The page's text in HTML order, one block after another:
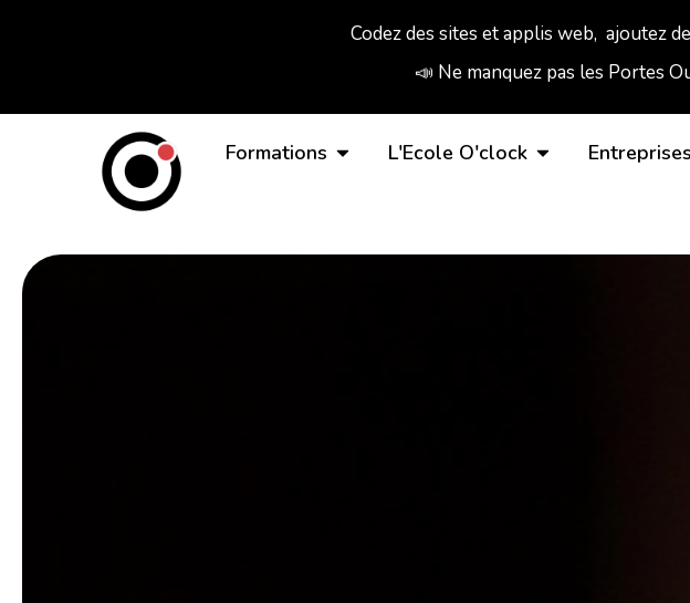
Codez des sites et applis web, ajoutez
📣 Ne manquez pas les Portes
Formations L'Ecole O'clock Entreprises